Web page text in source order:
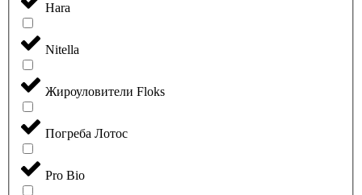
Hara
Nitella
Жироуловители Floks
Погреба Лотос
Pro Bio